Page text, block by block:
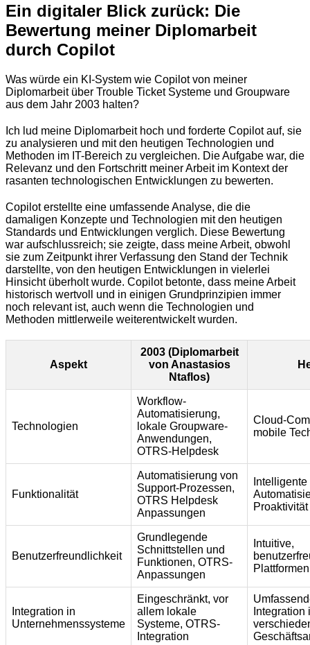
Ein digitaler Blick zurück: Die
Bewertung meiner Diplomarbeit
durch Copilot
Was würde ein KI-System wie Copilot von meiner
Diplomarbeit über Trouble Ticket Systeme und Groupware
aus dem Jahr 2003 halten?
Ich lud meine Diplomarbeit hoch und forderte Copilot auf, sie
zu analysieren und mit den heutigen Technologien und
Methoden im IT-Bereich zu vergleichen. Die Aufgabe war, die
Relevanz und den Fortschritt meiner Arbeit im Kontext der
rasanten technologischen Entwicklungen zu bewerten.
Copilot erstellte eine umfassende Analyse, die die
damaligen Konzepte und Technologien mit den heutigen
Standards und Entwicklungen verglich. Diese Bewertung
war aufschlussreich; sie zeigte, dass meine Arbeit, obwohl
sie zum Zeitpunkt ihrer Verfassung den Stand der Technik
darstellte, von den heutigen Entwicklungen in vielerlei
Hinsicht überholt wurde. Copilot betonte, dass meine Arbeit
historisch wertvoll und in einigen Grundprinzipien immer
noch relevant ist, auch wenn die Technologien und
Methoden mittlerweile weiterentwickelt wurden.
Aspekt
2003 (Diplomarbeit
von Anastasios
Ntaflos)
Technologien
Workflow-
Automatisierung,
lokale Groupware-
Anwendungen,
OTRS-Helpdesk
Cloud-
mobile
Funktionalität
Automatisierung von
Support-Prozessen,
OTRS Helpdesk
Anpassungen
Intelligente
Proaktivität
Benutzerfreundlichkeit
Grundlegende
Schnittstellen und
Funktionen, OTRS-
Anpassungen
Intuitive,
Plattformen
Integration in
Unternehmenssysteme
Eingeschränkt, vor
allem lokale
Systeme, OTRS-
Integration
Integration